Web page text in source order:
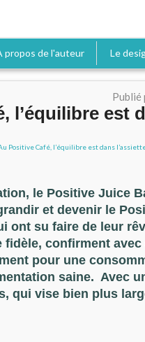
propos de l'auteur Le
Publié
l’équilibre est
le Positive Juice
et devenir le
ont su faire de leur
fidèle, confirment avec
pour une
saine. Avec
qui vise bien plus